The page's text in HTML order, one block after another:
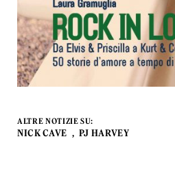
ALTRE NOTIZIE SU:
NICK CAVE PJ HARVEY